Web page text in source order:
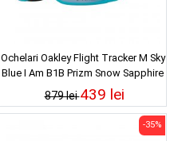
Ochelari Oakley Flight Tracker M Sky
Blue I Am B1B Prizm Snow Sapphire
Iridium
879 lei439 lei
-35%